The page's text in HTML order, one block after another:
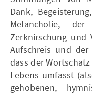
Dank,
Melancholie,
Zerknirschung und
Aufschreis und
dass der
Lebens umfasst
gehobenen,